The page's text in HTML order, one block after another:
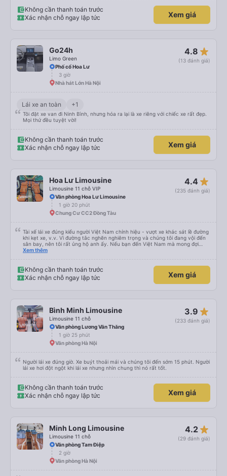
mang theo hành lý và chỗ ngồi lên ô tô. Và tôi đánh giá cao tốc độ của xe
buýt. Tôi có hợp pháp hay không, nhưng 100 km/h vẫn tốt hơn 80. Cảm ơn
sự quan tâm của bạn và xin lỗi vì tiếng Anh của tôi không tốt (tôi chắc chắn
Không cần thanh toán trước
Xác nhận chỗ ngay lập tức
Xem giá
Go24h
Limo Green
4.8 star_rate
(13 đánh giá)
Phố cổ Hoa Lư
3 giờ
Nhà hát Lớn Hà Nội
Lái xe an toàn +1
Tôi đặt xe van đi Ninh Bình, nhưng hóa ra lại là xe riêng với chiếc xe rất đẹp.
Mọi thứ đều tuyệt vời!
Không cần thanh toán trước
Xác nhận chỗ ngay lập tức
Xem giá
Hoa Lư Limousine
Limousine 11 chỗ VIP
4.4 star_rate
(235 đánh giá)
Văn phòng Hoa Lư Limousine
1 giờ 20 phút
Chung Cư CC2 Đồng Tàu
Tài xế lái xe đúng kiểu người Việt Nam chính hiệu - vượt xe khác sát lề đường
khi kẹt xe, v.v. Vì đường tắc nghẽn nghiêm trọng và chúng tôi đang vội đến
sân bay, nên tôi rất ủng hộ anh ấy. Nếu bạn đến Việt Nam mà mong đợi
người ta lái xe như ở châu Âu, thì hãy đến nơi khác.
Xem thêm
Không cần thanh toán trước
Xác nhận chỗ ngay lập tức
Xem giá
Bình Minh Limousine
Limousine 11 chỗ
3.9 star_rate
(233 đánh giá)
Văn phòng Lương Văn Thăng
1 giờ 25 phút
Văn phòng Hà Nội
Người lái xe đúng giờ. Xe buýt thoải mái và chúng tôi đến sớm 15 phút. Người
lái xe hơi đột ngột khi lái xe nhưng nhìn chung thì nó rất tốt.
Không cần thanh toán trước
Xác nhận chỗ ngay lập tức
Xem giá
Minh Long Limousine
Limousine 11 chỗ
4.2 star_rate
(29 đánh giá)
Văn phòng Tam Điệp
2 giờ
Văn phòng Hà Nội